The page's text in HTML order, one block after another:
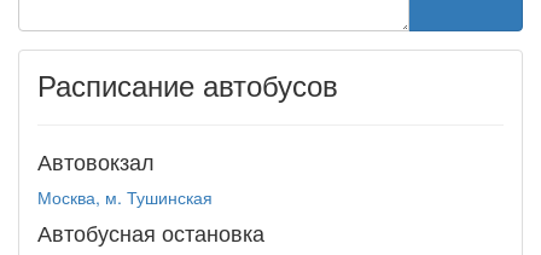
Расписание автобусов
Автовокзал
Москва, м. Тушинская
Автобусная остановка